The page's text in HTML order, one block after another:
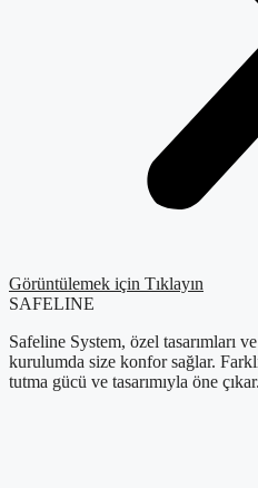
Görüntülemek için Tıklayın
SAFELINE
Safeline System, özel tasarımları
kurulumda size konfor sağlar.
tutma gücü ve tasarımıyla öne çıkar.